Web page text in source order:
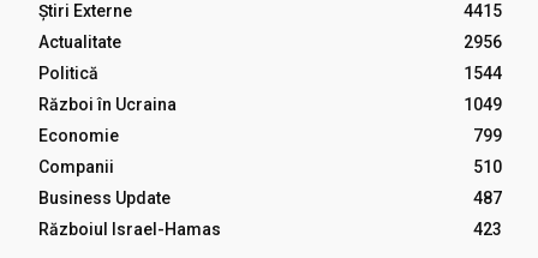
Știri Externe
4415
Actualitate
2956
Politică
1544
Război în Ucraina
1049
Economie
799
Companii
510
Business Update
487
Războiul Israel-Hamas
423